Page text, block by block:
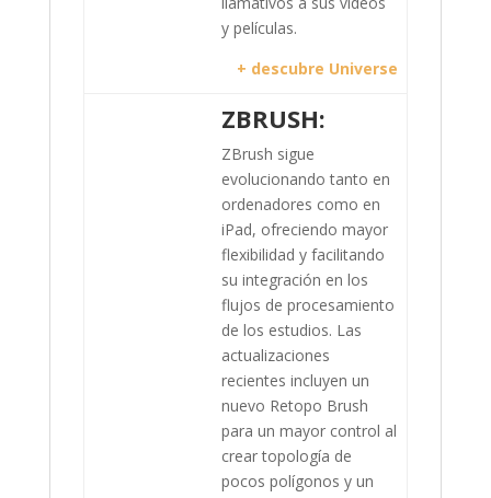
y películas.
+ descubre Universe
ZBRUSH:
ZBrush sigue
evolucionando tanto en
ordenadores como en
iPad, ofreciendo mayor
flexibilidad y facilitando
su integración en los
flujos de procesamiento
de los estudios. Las
actualizaciones
recientes incluyen un
nuevo Retopo Brush
para un mayor control al
crear topología de
pocos polígonos y un